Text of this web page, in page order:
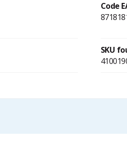
Code
SKU